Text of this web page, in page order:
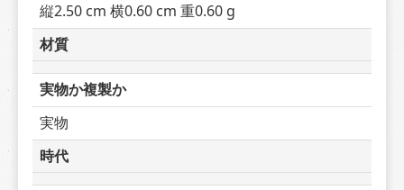
縦2.50 cm 横0.60 cm 重0.60 g
材質
実物か複製か
実物
時代